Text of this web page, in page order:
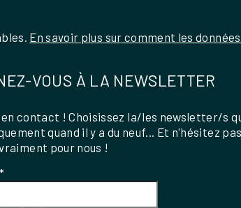
En savoir plus sur comment les
VOUS À LA NEWSLETTER
contact ! Choisissez la/les newsletter/s
quand il y a du neuf... Et n'hésitez
pour nous !
*